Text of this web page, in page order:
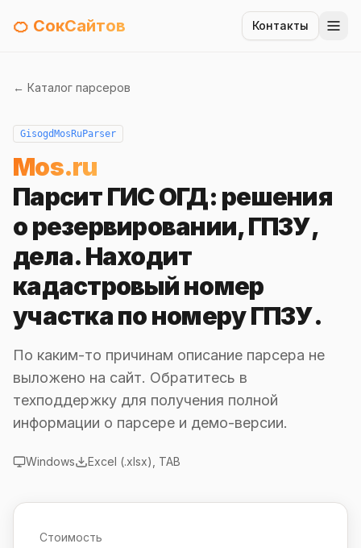
🍊 СокСайтов Контакты
← Каталог парсеров
GisogdMosRuParser
Mos.ru
Парсит ГИС ОГД: решения
о резервировании, ГПЗУ,
дела. Находит
кадастровый номер
участка по номеру ГПЗУ.
По каким-то причинам описание парсера не
выложено на сайт. Обратитесь в
техподдержку для получения полной
информации о парсере и демо-версии.
Windows Excel (.xlsx), TAB
Стоимость